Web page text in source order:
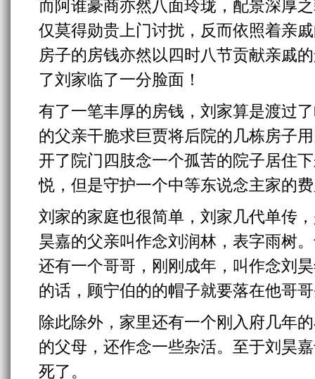
而阿谁豪商亦然八面玲珑，配景深厚
仅莫得勋贵上门讨扰，反而依照着亲
房子的房钱亦然以四时八节贡献亲戚
了刘家临了一分脸面！
有了一笔丰厚的房钱，刘家算是渡过
的父亲干脆求巨贾将后院的几栋房子
开了院门四肢念一个孤苦的院子居住
悦，但是守护一个中等东说念主家的
刘家的家庭也很简单，刘家几代单传
昊嘉的父亲叫作念刘润林，表字雨树
还有一个哥哥，刚刚成年，叫作念刘
的话，顾宁伯的的帽子就要落在他哥
除此除外，家里还有一个刚入府几年
的父母，还作念一些杂活。至于刘昊
死了。